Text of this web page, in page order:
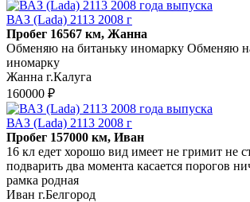
ВАЗ (Lada) 2113 2008 г
Пробег 16567 км, Жанна
Обменяю на битаньку иномарку Обменяю
иномарку
Жанна г.Калуга
160000 ₽
ВАЗ (Lada) 2113 2008 г
Пробег 157000 км, Иван
16 кл едет хорошо вид имеет не гримит не
подварить два момента касается порогов
рамка родная
Иван г.Белгород